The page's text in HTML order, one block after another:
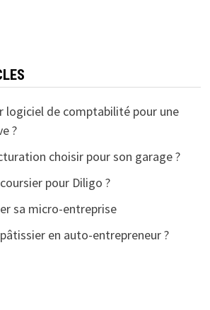
logiciel de comptabilité pour une
?
choisir pour son garage ?
pour Diligo ?
sa micro-entreprise
en auto-entrepreneur ?